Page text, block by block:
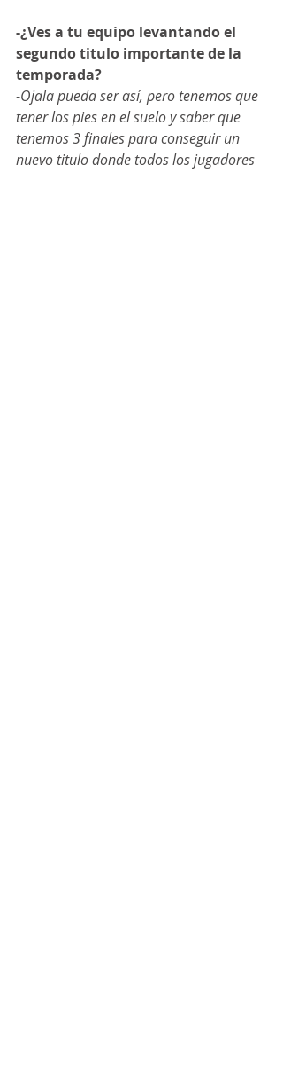
-¿Ves a tu equipo levantando el
segundo titulo importante de la
temporada?
-Ojala pueda ser así, pero tenemos que
tener los pies en el suelo y saber que
tenemos 3 finales para conseguir un
nuevo titulo donde todos los jugadores